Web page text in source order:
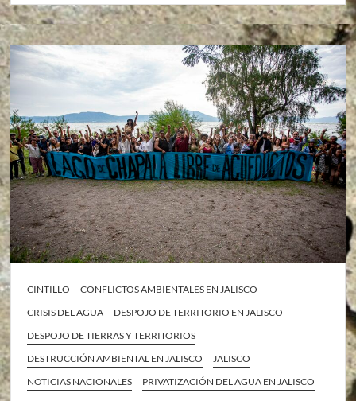
CINTILLO
CONFLICTOS AMBIENTALES EN JALISCO
CRISIS DEL AGUA
DESPOJO DE TERRITORIO EN JALISCO
DESPOJO DE TIERRAS Y TERRITORIOS
DESTRUCCIÓN AMBIENTAL EN JALISCO
JALISCO
NOTICIAS NACIONALES
PRIVATIZACIÓN DEL AGUA EN JALISCO